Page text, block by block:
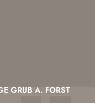
GRUB A. FORST